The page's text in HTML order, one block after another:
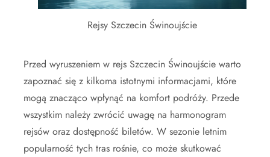
Rejsy Szczecin Świnoujście
Przed wyruszeniem w rejs Szczecin Świnoujście warto
zapoznać się z kilkoma istotnymi informacjami, które
mogą znacząco wpłynąć na komfort podróży. Przede
wszystkim należy zwrócić uwagę na harmonogram
rejsów oraz dostępność biletów. W sezonie letnim
popularność tych tras rośnie, co może skutkować